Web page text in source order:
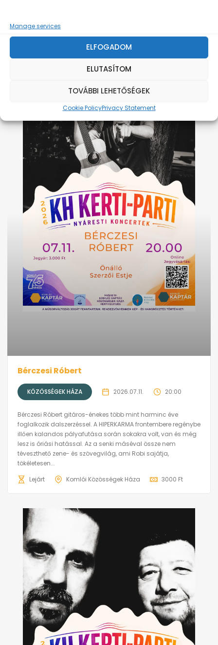
Manage services
ELFOGADOM
ELUTASÍTOM
TOVÁBBI LEHETŐSÉGEK
Cookie PolicyPrivacy Statement
KÖZÖSSÉGEK HÁZA
Lejárt
Komlói Közösségek Háza 2000 Ft
Bérczesi Róbert
KÖZÖSSÉGEK HÁZA 2026.07.11. 20:00
Bérczesi Róbert gitáros-énekes több mint harminc éve
foglalkozik dalszerzéssel. A HIPERKARMA frontembere regénybe
illően kalandos pályafutása során sokakra volt, van és még
lesz is óriási hatással. Az a senki máséval össze nem
téveszthető zene- és szövegvilág, ami Robi sajátja,
tökéletesen...
Lejárt
Komlói Közösségek Háza 3000 Ft